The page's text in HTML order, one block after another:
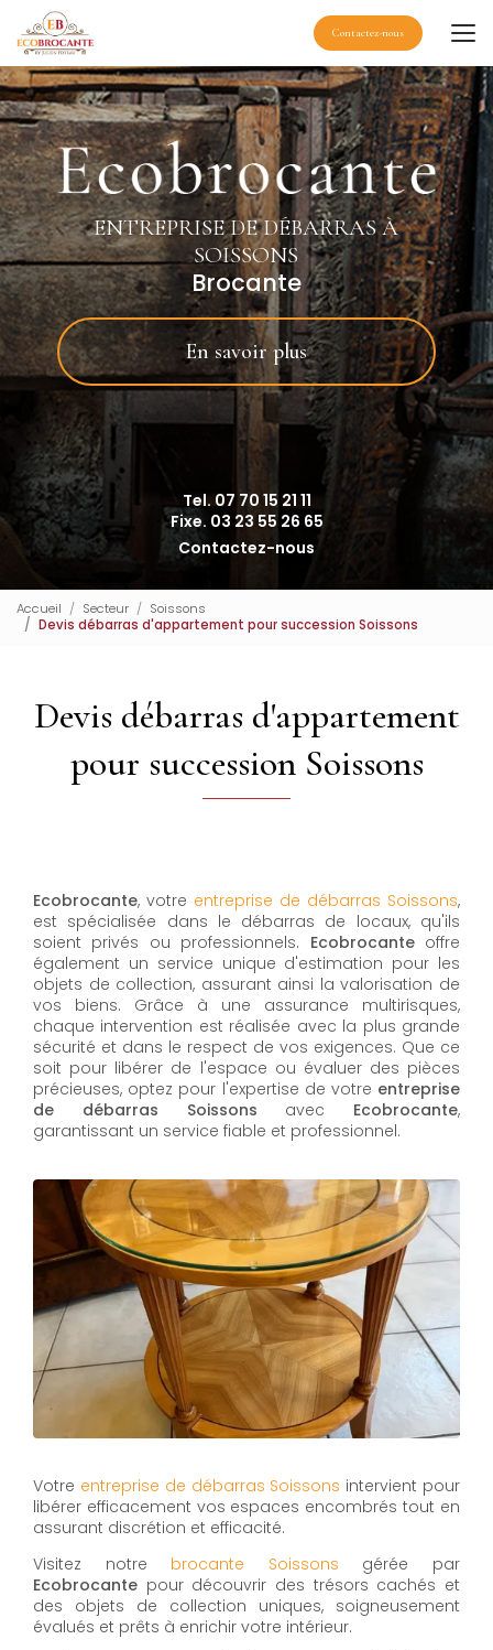
contenu
principal
Contactez-nous
ENTREPRISE DE DÉBARRAS À
SOISSONS
Brocante
En savoir plus
Tel. 07 70 15 21 11
Fixe. 03 23 55 26 65
Contactez-nous
Accueil Secteur
Soissons
Devis débarras d'appartement pour succession Soissons
Devis débarras d'appartement
pour succession Soissons
Ecobrocante, votre entreprise de débarras Soissons,
est spécialisée dans le débarras de locaux, qu'ils
soient privés ou professionnels. Ecobrocanteoffre
également un service unique d'estimation pour les
objets de collection, assurant ainsi la valorisation de
vos biens. Grâce à une assurance multirisques,
chaque intervention est réalisée avec la plus grande
sécurité et dans le respect de vos exigences. Que ce
soit pour libérer de l'espace ou évaluer des pièces
précieuses, optez pour l'expertise de votre entreprise
de débarras Soissons avec Ecobrocante,
garantissant un service fiable et professionnel.
Votre entreprise de débarras Soissons intervient pour
libérer efficacement vos espaces encombrés tout en
assurant discrétion et efficacité.
Visitez notre brocante Soissons gérée par
Ecobrocante pour découvrir des trésors cachés et
des objets de collection uniques, soigneusement
évalués et prêts à enrichir votre intérieur.